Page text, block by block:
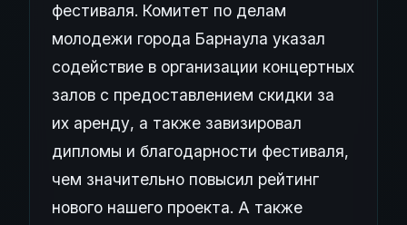
фестиваля. Комитет по делам
молодежи города Барнаула указал
содействие в организации концертных
залов с предоставлением скидки за
их аренду, а также завизировал
дипломы и благодарности фестиваля,
чем значительно повысил рейтинг
нового нашего проекта. А также